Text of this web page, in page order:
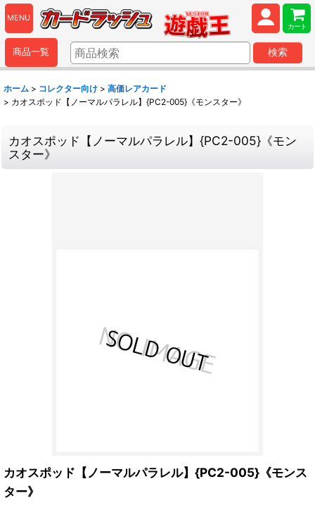
MENU
カート
商品一覧 検索
ホーム > コレクター向け > 高価レアカード
> カオスポッド【ノーマルパラレル】{PC2-005}《モンスター》
カオスポッド【ノーマルパラレル】{PC2-005}《モン
スター》
カオスポッド【ノーマルパラレル】{PC2-005}《モンス
ター》